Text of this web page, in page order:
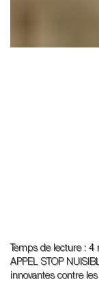
Temps de lecture : 4
APPEL STOP
innovantes contre